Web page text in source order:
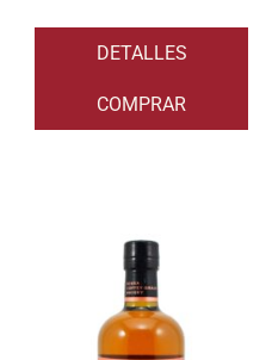
DETALLES
COMPRAR